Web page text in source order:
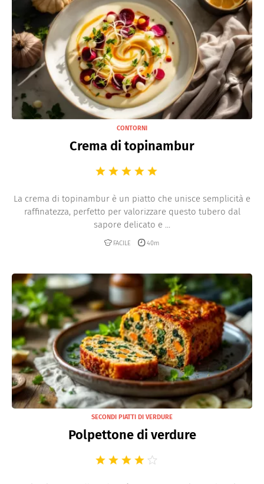
CONTORNI
Crema di topinambur
La crema di topinambur è un piatto che unisce semplicità e
raffinatezza, perfetto per valorizzare questo tubero dal
sapore delicato e ...
FACILE 40m
SECONDI PIATTI DI VERDURE
Polpettone di verdure